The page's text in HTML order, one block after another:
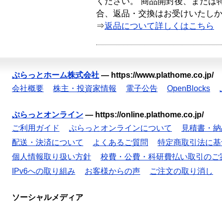
合、返品・交換はお受けいたし
⇒返品について詳しくはこちら
ぷらっとホーム株式会社 — https://www.plathome.co.jp/
会社概要
株主・投資家情報 電子公告 OpenBlocks
ぷらっとオンライン — https://online.plathome.co.jp/
ご利用ガイド
ぷらっとオンラインについて
見積書・
配送・決済について
よくあるご質問
特定商取引法に
個人情報取り扱い方針
校費・公費・科研費払い取引のご
IPv6への取り組み
お客様からの声 ご注文の取り消し
ソーシャルメディア